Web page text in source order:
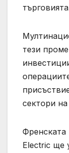
тези
сектори
Френската
Electric ще